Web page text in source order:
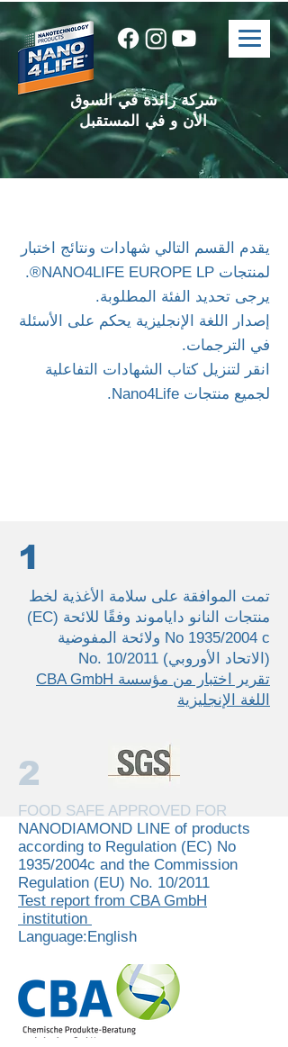
شركة رائدة في السوق
الأن و في المستقبل
يقدم القسم التالي شهادات ونتائج اختبار
لمنتجات NANO4LIFE EUROPE LP®.
يرجى تحديد الفئة المطلوبة.
إصدار اللغة الإنجليزية يحكم على الأسئلة
في الترجمات.
انقر لتنزيل كتاب الشهادات التفاعلية
لجميع منتجات Nano4Life.
2
FOOD SAFE APPROVED FOR
NANODIAMOND LINE of products
according to Regulation (EC) Νο
1935/2004c and the Commission
Regulation (EU) Νο. 10/2011
Test report from CBA GmbH
institution
Language:English
1
تمت الموافقة على سلامة الأغذية لخط
منتجات النانو داياموند وفقًا للائحة (EC)
Νο 1935/2004 c ولائحة المفوضية
(الاتحاد الأوروبي) Νο. 10/2011
تقرير اختبار من مؤسسة CBA GmbH
اللغة الإنجليزية